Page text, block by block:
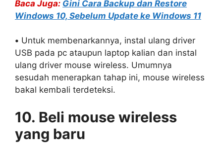
Baca Juga: Gini Cara Backup dan Restore
Windows 10, Sebelum Update ke Windows 11
• Untuk membenarkannya, instal ulang driver
USB pada pc ataupun laptop kalian dan instal
ulang driver mouse wireless. Umumnya
sesudah menerapkan tahap ini, mouse wireless
bakal kembali terdeteksi.
10. Beli mouse wireless
yang baru